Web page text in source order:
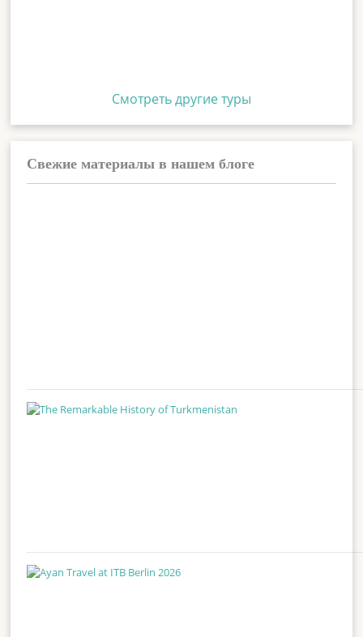
Смотреть другие туры
Свежие материалы в нашем блоге